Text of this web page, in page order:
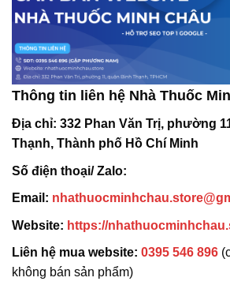
Thông tin liên hệ Nhà Thuốc
Địa chỉ: 332 Phan Văn Trị, phường
Thạnh, Thành phố Hồ Chí Minh
Số điện thoại/ Zalo:
Email:
Website: https://
Liên hệ mua website: 0395 546 896
không bán sản phẩm)